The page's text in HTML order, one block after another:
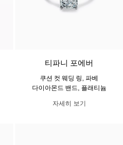
티파니 포에버
쿠션 컷 웨딩 링, 파베
다이아몬드 밴드, 플래티늄
자세히 보기